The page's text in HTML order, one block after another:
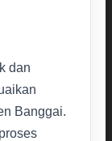
dan
Banggai.